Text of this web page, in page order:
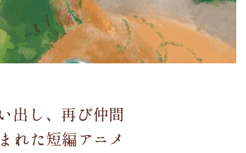
出し、再び仲間
れた短編アニメ